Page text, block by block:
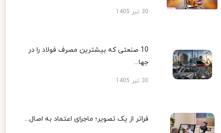
30 تیر 1405
10 صنعتی که بیشترین مصرف فولاد را در
جها...
30 تیر 1405
فراتر از یک تصویر؛ ماجرای اعتماد به اصال...